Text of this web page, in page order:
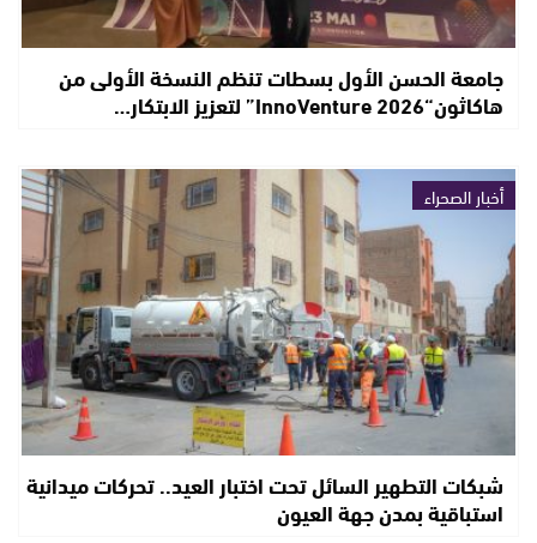
جامعة الحسن الأول بسطات تنظم النسخة الأولى من
هاكاثون“InnoVenture 2026” لتعزيز الابتكار…
أخبار الصحراء
شبكات التطهير السائل تحت اختبار العيد.. تحركات ميدانية
استباقية بمدن جهة العيون